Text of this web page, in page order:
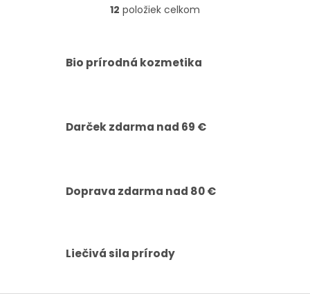
O
d
e
p
y
v
s
12 položiek celkom
Bio prírodná kozmetika
Darček zdarma nad 69 €
Doprava zdarma nad 80 €
Liečivá sila prírody